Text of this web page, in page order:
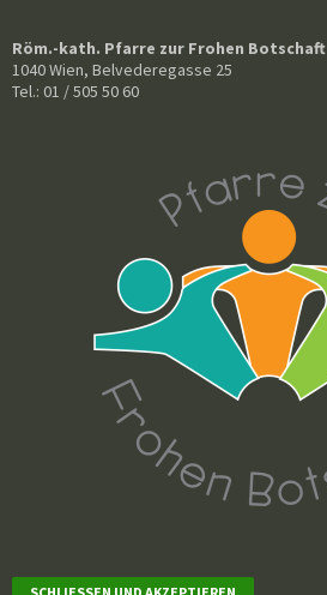
Röm.-kath. Pfarre zur Frohen Botschaft
1040 Wien, Belvederegasse 25
Tel.: 01 / 505 50 60